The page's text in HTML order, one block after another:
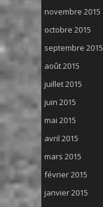
novembre 2015
octobre 2015
septembre 2015
août 2015
juillet 2015
juin 2015
mai 2015
avril 2015
mars 2015
février 2015
janvier 2015